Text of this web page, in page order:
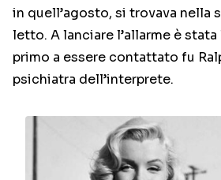
in quell’agosto, si trovava nella
letto. A lanciare l’allarme è
primo a essere contattato fu
psichiatra dell’interprete.